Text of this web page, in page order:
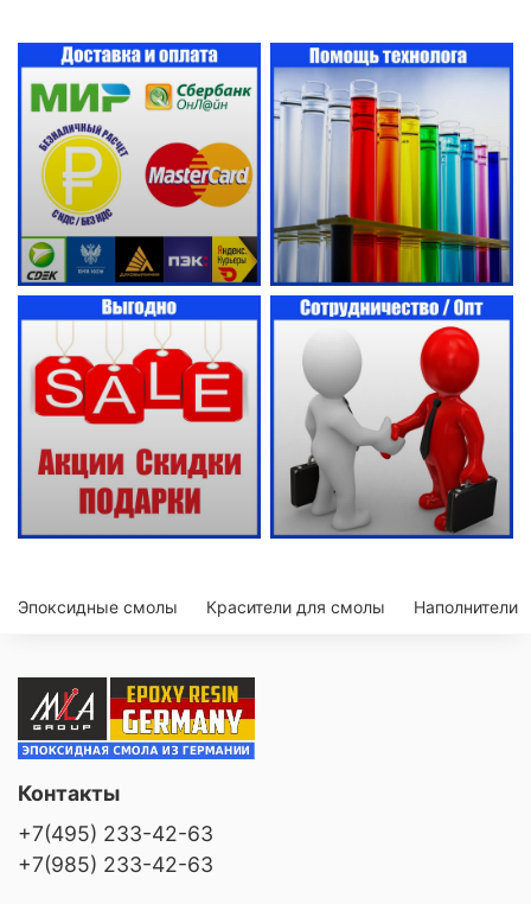
Эпоксидные смолы Красители для смолы Наполнители
Контакты
+7(495) 233-42-63
+7(985) 233-42-63